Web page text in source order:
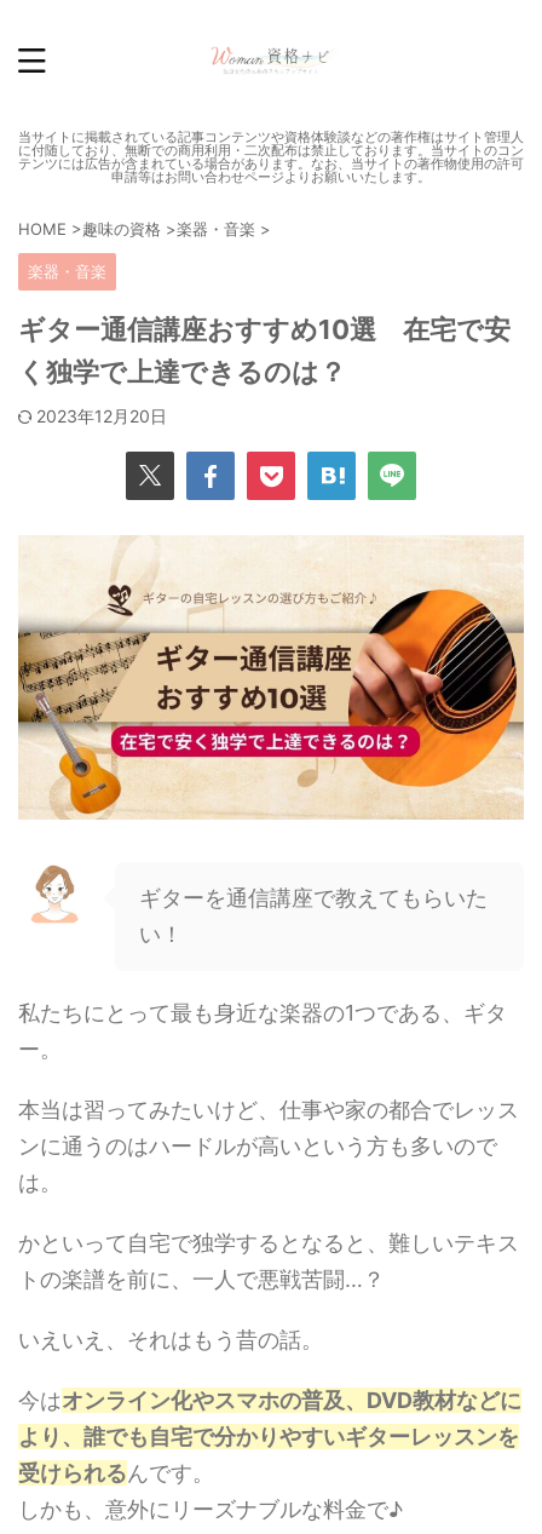
当サイトに掲載されている記事コンテンツや資格体験談などの著作権はサイト管理人
に付随しており、無断での商用利用・二次配布は禁止しております。当サイトのコン
テンツには広告が含まれている場合があります。なお、当サイトの著作物使用の許可
申請等はお問い合わせページよりお願いいたします。
HOME >趣味の資格 >楽器・音楽 >
楽器・音楽
ギター通信講座おすすめ10選 在宅で安
く独学で上達できるのは？
2023年12月20日
ギターを通信講座で教えてもらいた
い！
私たちにとって最も身近な楽器の1つである、ギタ
ー。
本当は習ってみたいけど、仕事や家の都合でレッス
ンに通うのはハードルが高いという方も多いので
は。
かといって自宅で独学するとなると、難しいテキス
トの楽譜を前に、一人で悪戦苦闘…？
いえいえ、それはもう昔の話。
今はオンライン化やスマホの普及、DVD教材などに
より、誰でも自宅で分かりやすいギターレッスンを
受けられるんです。
しかも、意外にリーズナブルな料金で♪